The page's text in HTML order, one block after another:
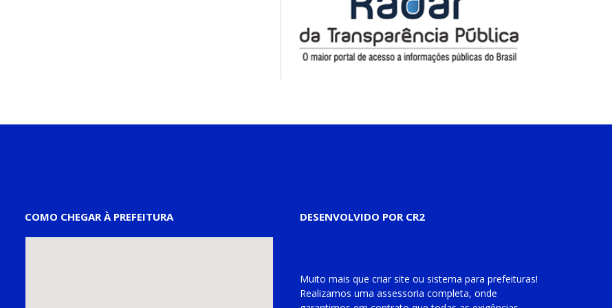
COMO CHEGAR À PREFEITURA DESENVOLVIDO POR CR2
Muito mais que criar site ou sistema para prefeituras!
Realizamos uma assessoria completa, onde